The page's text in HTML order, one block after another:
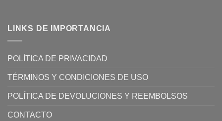
LINKS DE IMPORTANCIA
POLÍTICA DE PRIVACIDAD
TÉRMINOS Y CONDICIONES DE USO
POLÍTICA DE DEVOLUCIONES Y REEMBOLSOS
CONTACTO